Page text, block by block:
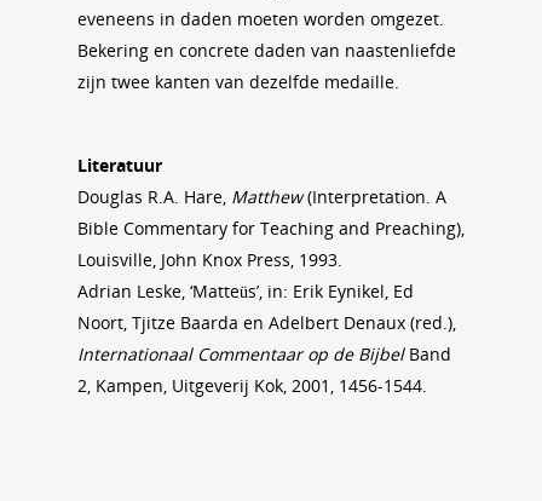
eveneens in daden moeten worden omgezet.
Bekering en concrete daden van naastenliefde
zijn twee kanten van dezelfde medaille.
Literatuur
Douglas R.A. Hare, Matthew(Interpretation. A
Bible Commentary for Teaching and Preaching),
Louisville, John Knox Press, 1993.
Adrian Leske, ‘Matteüs’, in: Erik Eynikel, Ed
Noort, Tjitze Baarda en Adelbert Denaux (red.),
Internationaal Commentaar op de BijbelBand
2, Kampen, Uitgeverij Kok, 2001, 1456-1544.